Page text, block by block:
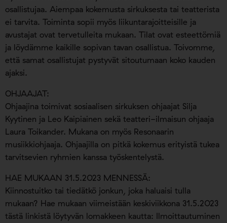
osallistujaa. Aiempaa kokemusta sirkuksesta tai teatterista
ei tarvita. Toiminta sopii myös liikuntarajoitteisille ja
avustajat ovat tervetulleita mukaan. Tilat ovat esteettömiä
ja löydämme kaikille sopivan tavan osallistua. Toivomme,
että samat osallistujat pystyvät sitoutumaan koko kauden
ajaksi.
OHJAAJAT:
Ohjaajina toimivat sosiaalisen sirkuksen ohjaajat Silja
Kyytinen ja Leo Kaipiainen sekä teatteri-ilmaisun ohjaaja
Laura Toikander. Mukana on myös Resonaarin
musiikkiohjaaja. Ohjaajilla on pitkä kokemus erityistä tukea
tarvitsevien ryhmien kanssa työskentelystä.
HAE MUKAAN 31.5.2023 MENNESSÄ:
Kiinnostuitko tai tiedätkö jonkun, joka haluaisi tulla
mukaan? Hae mukaan viimeistään keskiviikkona 31.5.2023
tästä linkistä löytyvän lomakkeen kautta: Ilmoittautuminen